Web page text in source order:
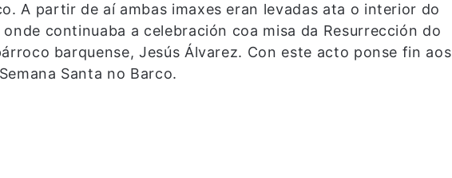
A partir de aí ambas imaxes eran levadas ata o interior do
continuaba a celebración coa misa da Resurrección do
barquense, Jesús Álvarez. Con este acto ponse fin aos
Santa no Barco.